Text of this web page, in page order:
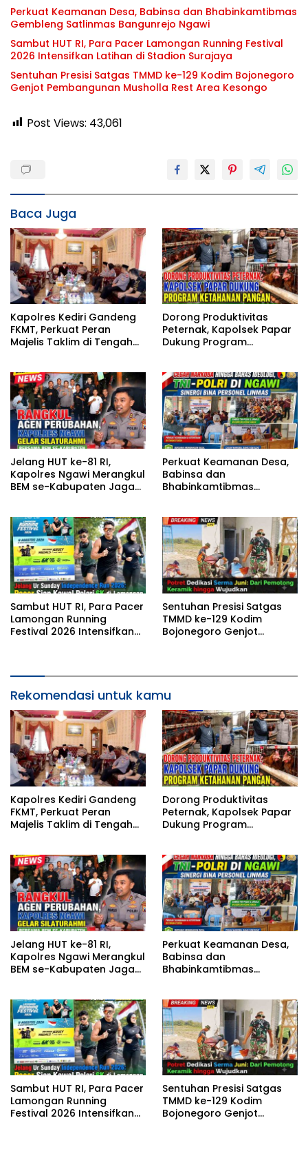
Perkuat Keamanan Desa, Babinsa dan Bhabinkamtibmas
Gembleng Satlinmas Bangunrejo Ngawi
Sambut HUT RI, Para Pacer Lamongan Running Festival
2026 Intensifkan Latihan di Stadion Surajaya
Sentuhan Presisi Satgas TMMD ke-129 Kodim Bojonegoro
Genjot Pembangunan Musholla Rest Area Kesongo
Post Views: 43,061
Baca Juga
Kapolres Kediri Gandeng
FKMT, Perkuat Peran
Majelis Taklim di Tengah
Dorong Produktivitas
Peternak, Kapolsek Papar
Dukung Program
Jelang HUT ke-81 RI,
Kapolres Ngawi Merangkul
BEM se-Kabupaten Jaga
Perkuat Keamanan Desa,
Babinsa dan
Bhabinkamtibmas
Sambut HUT RI, Para Pacer
Lamongan Running
Festival 2026 Intensifkan
Sentuhan Presisi Satgas
TMMD ke-129 Kodim
Bojonegoro Genjot
Rekomendasi untuk kamu
Kapolres Kediri Gandeng
FKMT, Perkuat Peran
Majelis Taklim di Tengah
Dorong Produktivitas
Peternak, Kapolsek Papar
Dukung Program
Jelang HUT ke-81 RI,
Kapolres Ngawi Merangkul
BEM se-Kabupaten Jaga
Perkuat Keamanan Desa,
Babinsa dan
Bhabinkamtibmas
Sambut HUT RI, Para Pacer
Lamongan Running
Festival 2026 Intensifkan
Sentuhan Presisi Satgas
TMMD ke-129 Kodim
Bojonegoro Genjot